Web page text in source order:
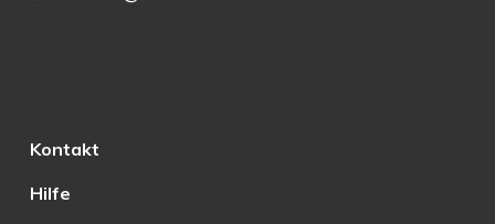
Kontakt
Hilfe